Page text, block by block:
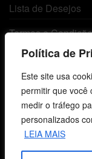
Política de
Este site usa
permitir que você
medir o tráfego
personalizados
LEIA MAIS
Lista de Desejos
Termos e
Centro de
CNPJ:
São Leopoldo,